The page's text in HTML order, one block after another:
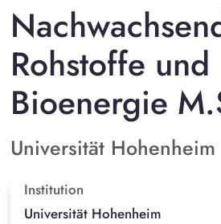
Rohstoffe und
Bioenergie
Universität Hohenheim
Institution
Universität Hohenheim